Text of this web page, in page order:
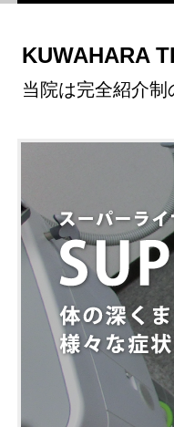
KUWAHARA
当院は完全紹介制